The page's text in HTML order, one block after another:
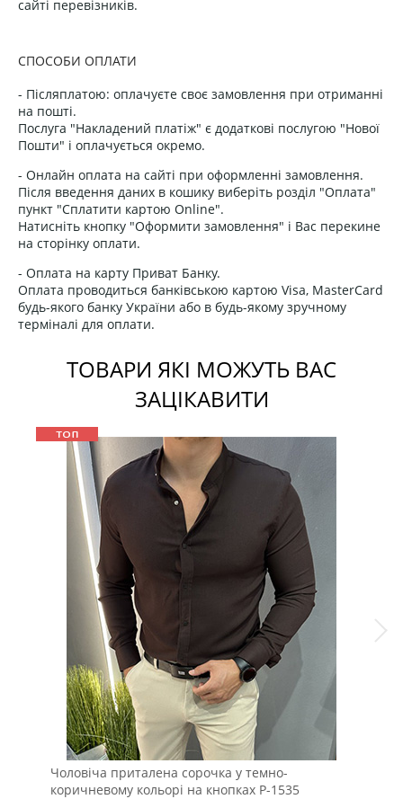
сайті перевізників.
СПОСОБИ ОПЛАТИ
- Післяплатою: оплачуєте своє замовлення при отриманні
на пошті.
Послуга "Накладений платіж" є додаткові послугою "Нової
Пошти" і оплачується окремо.
- Онлайн оплата на сайті при оформленні замовлення.
Після введення даних в кошику виберіть розділ "Оплата"
пункт "Сплатити картою Online".
Натисніть кнопку "Оформити замовлення" і Вас перекине
на сторінку оплати.
- Оплата на карту Приват Банку.
Оплата проводиться банківською картою Visa, MasterCard
будь-якого банку України або в будь-якому зручному
терміналі для оплати.
ТОВАРИ ЯКІ МОЖУТЬ ВАС
ЗАЦІКАВИТИ
Чоловіча приталена сорочка у темно-
коричневому кольорі на кнопках Р-1535